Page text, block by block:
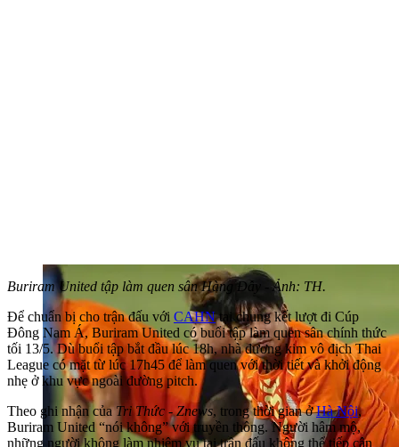
Buriram United tập làm quen sân Hàng Đẫy - Ảnh: TH.
Để chuẩn bị cho trận đấu với CAHNtại chung kết lượt đi Cúp
Đông Nam Á, Buriram United có buổi tập làm quen sân chính thức
tối 13/5. Dù buổi tập bắt đầu lúc 18h, nhà đương kim vô địch Thai
League có mặt từ lúc 17h45 để làm quen với thời tiết và khởi động
nhẹ ở khu vực ngoài đường pitch.
Theo ghi nhận củaTri Thức - Znews, trong thời gian ởHà Nội,
Buriram United “nói không” với truyền thông. Người hâm mộ,
những người không làm nhiệm vụ tại trận đấu không thể tiếp cận